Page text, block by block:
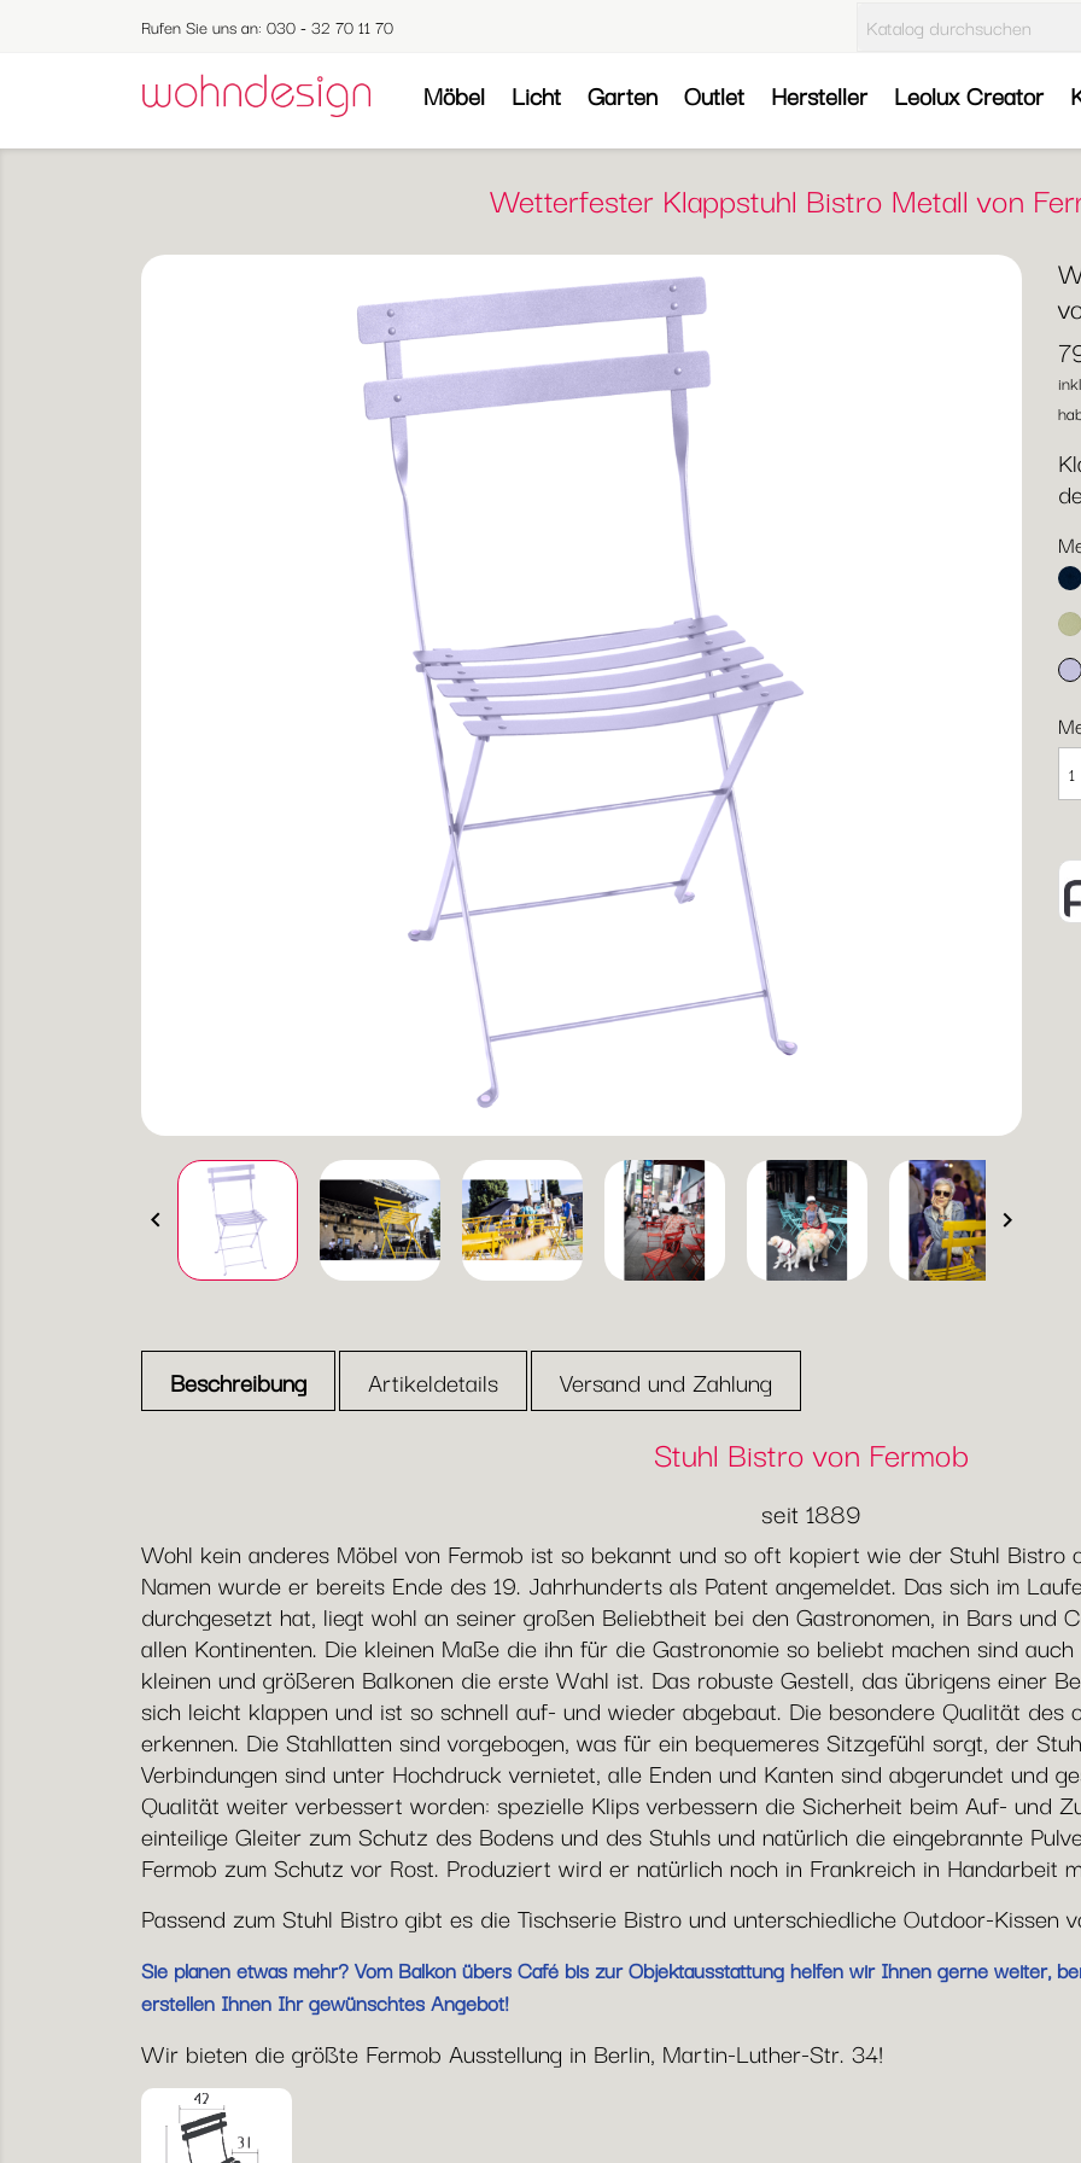
Rufen Sie uns an: 030 - 32 70 11 70
Möbel Licht Garten Outlet Hersteller Leolux Creator
Wetterfester Klappstuhl Bistro Metall von
 
Beschreibung Artikeldetails Versand und Zahlung
Stuhl Bistro von Fermob
seit 1889
Wohl kein anderes Möbel von Fermob ist so bekannt und so oft kopiert wie der Stuhl Bistro
Namen wurde er bereits Ende des 19. Jahrhunderts als Patent angemeldet. Das sich im
durchgesetzt hat, liegt wohl an seiner großen Beliebtheit bei den Gastronomen, in Bars und
allen Kontinenten. Die kleinen Maße die ihn für die Gastronomie so beliebt machen sind
kleinen und größeren Balkonen die erste Wahl ist. Das robuste Gestell, das übrigens einer
sich leicht klappen und ist so schnell auf- und wieder abgebaut. Die besondere Qualität des
erkennen. Die Stahllatten sind vorgebogen, was für ein bequemeres Sitzgefühl sorgt, der
Verbindungen sind unter Hochdruck vernietet, alle Enden und Kanten sind abgerundet und
Qualität weiter verbessert worden: spezielle Klips verbessern die Sicherheit beim Auf- und
einteilige Gleiter zum Schutz des Bodens und des Stuhls und natürlich die eingebrannte
Fermob zum Schutz vor Rost. Produziert wird er natürlich noch in Frankreich in Handarbeit
Passend zum Stuhl Bistro gibt es die Tischserie Bistro und unterschiedliche Outdoor-Kissen
Sie planen etwas mehr? Vom Balkon übers Café bis zur Objektausstattung helfen wir Ihnen gerne weiter,
erstellen Ihnen Ihr gewünschtes Angebot!
Wir bieten die größte Fermob Ausstellung in Berlin, Martin-Luther-Str. 34!